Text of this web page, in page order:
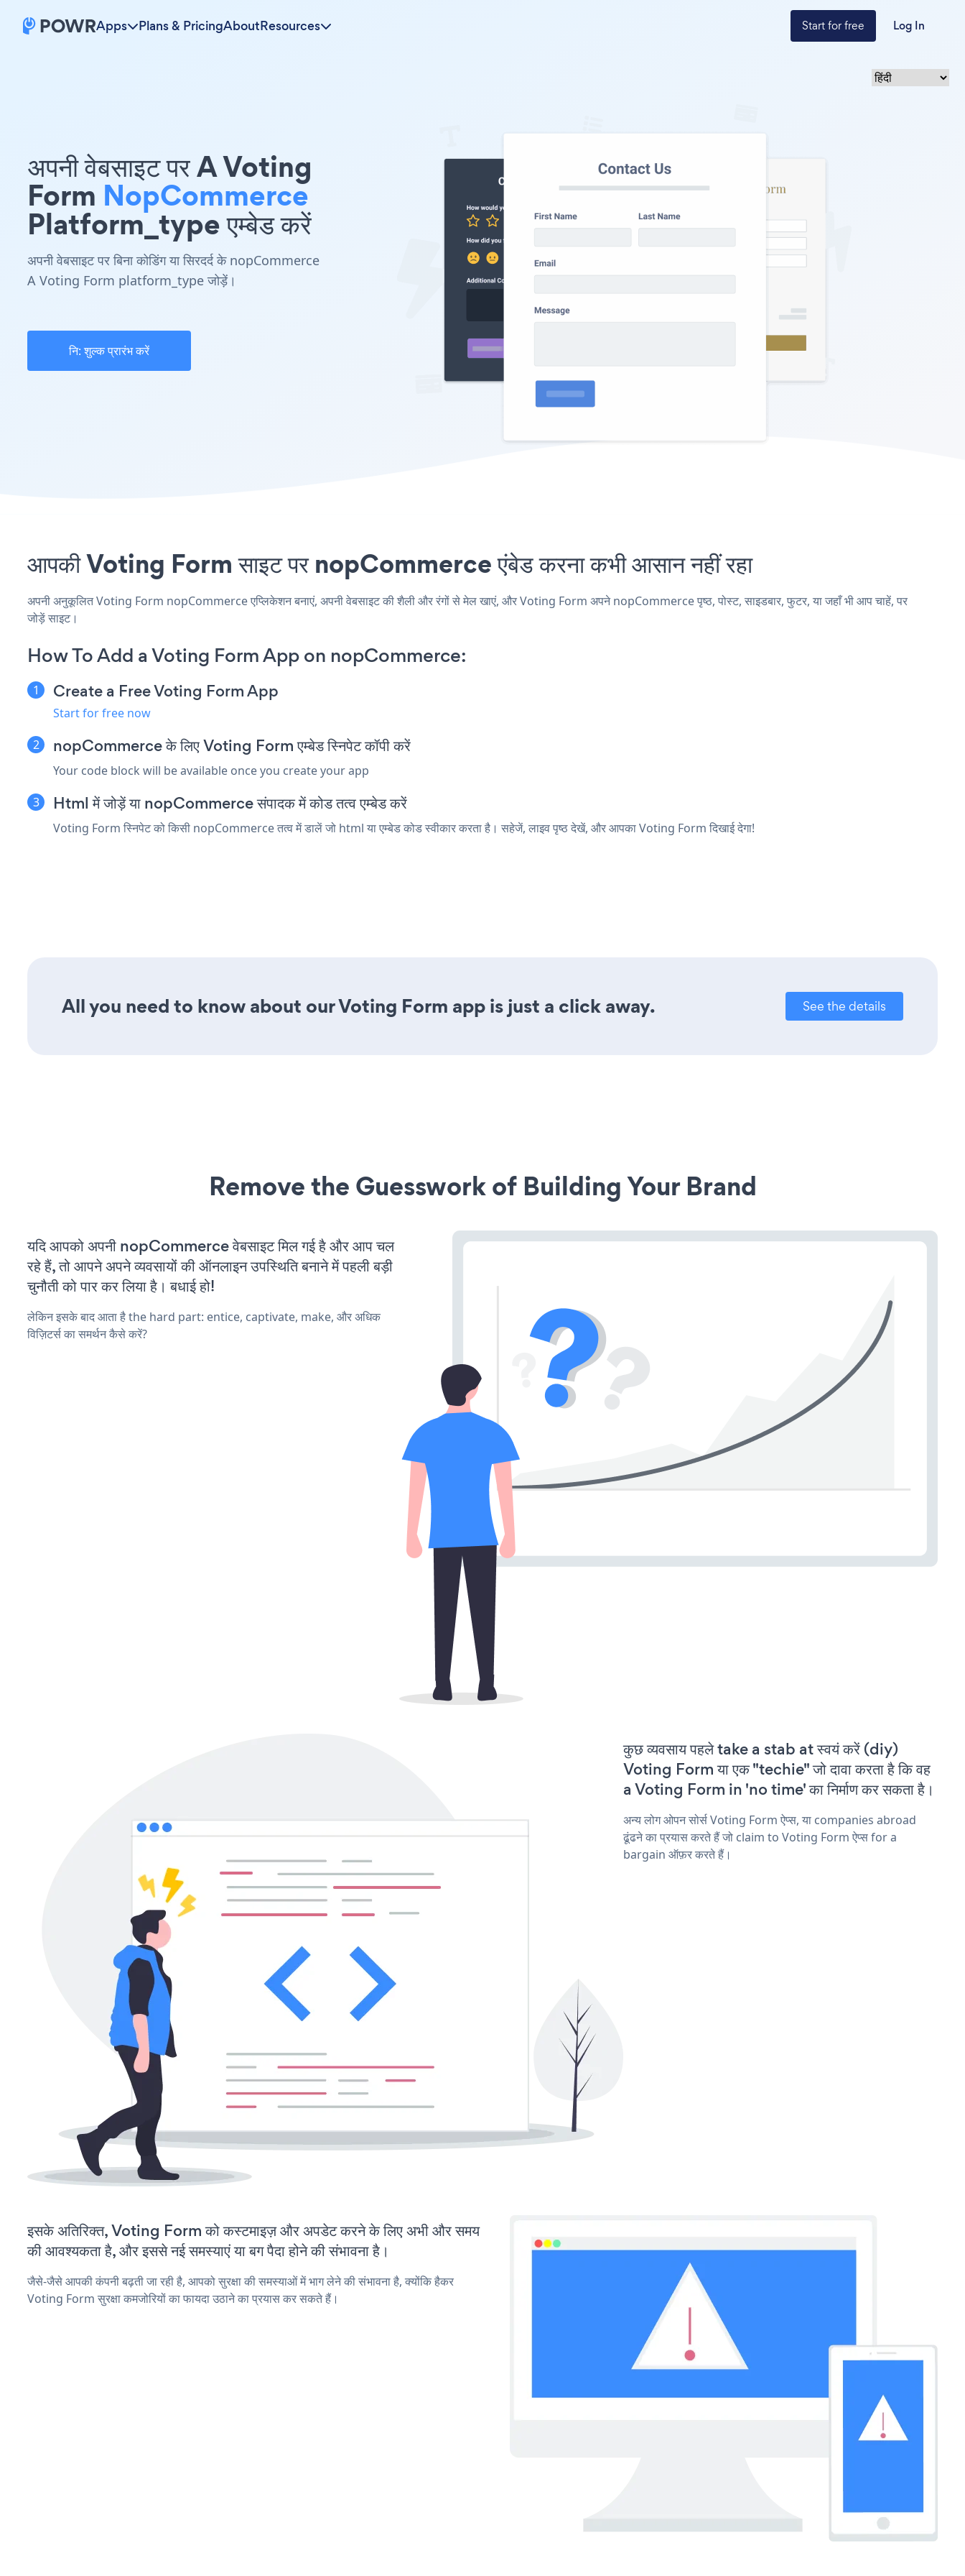
Apps Plans & PricingAboutResources Start for free Log In
अपनी वेबसाइट पर A Voting
Form NopCommerce
Platform_type एम्बेड करें
अपनी वेबसाइट पर बिना कोडिंग या सिरदर्द के nopCommerce
A Voting Form platform_type जोड़ें।
नि: शुल्क प्रारंभ करें
आपकी Voting Form साइट पर nopCommerce एंबेड करना कभी आसान नहीं रहा
अपनी अनुकूलित Voting Form nopCommerce एप्लिकेशन बनाएं, अपनी वेबसाइट की शैली और रंगों से मेल खाएं, और Voting Form अपने nopCommerce पृष्ठ, पोस्ट, साइडबार, फुटर, या जहाँ भी आप चाहें, पर
जोड़ें साइट।
How To Add a Voting Form App on nopCommerce:
Create a Free Voting Form App
Start for free now
nopCommerce के लिए Voting Form एम्बेड स्निपेट कॉपी करें
Your code block will be available once you create your app
Html में जोड़ें या nopCommerce संपादक में कोड तत्व एम्बेड करें
Voting Form स्निपेट को किसी nopCommerce तत्व में डालें जो html या एम्बेड कोड स्वीकार करता है। सहेजें, लाइव पृष्ठ देखें, और आपका Voting Form दिखाई देगा!
All you need to know about our Voting Form app is just a click away. See the details
Remove the Guesswork of Building Your Brand
यदि आपको अपनी nopCommerce वेबसाइट मिल गई है और आप चल
रहे हैं, तो आपने अपने व्यवसायों की ऑनलाइन उपस्थिति बनाने में पहली बड़ी
चुनौती को पार कर लिया है। बधाई हो!
लेकिन इसके बाद आता है the hard part: entice, captivate, make, और अधिक
विज़िटर्स का समर्थन कैसे करें?
कुछ व्यवसाय पहले take a stab at स्वयं करें (diy)
Voting Form या एक "techie" जो दावा करता है कि वह
a Voting Form in 'no time' का निर्माण कर सकता है।
अन्य लोग ओपन सोर्स Voting Form ऐप्स, या companies abroad
ढूंढने का प्रयास करते हैं जो claim to Voting Form ऐप्स for a
bargain ऑफ़र करते हैं।
इसके अतिरिक्त, Voting Form को कस्टमाइज़ और अपडेट करने के लिए अभी और समय
की आवश्यकता है, और इससे नई समस्याएं या बग पैदा होने की संभावना है।
जैसे-जैसे आपकी कंपनी बढ़ती जा रही है, आपको सुरक्षा की समस्याओं में भाग लेने की संभावना है, क्योंकि हैकर
Voting Form सुरक्षा कमजोरियों का फायदा उठाने का प्रयास कर सकते हैं।